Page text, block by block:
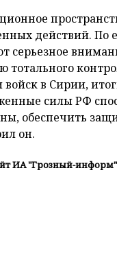
действий. По
серьезное
в Сирии,
силы РФ
обеспечить
он.
ИА "Грозный-информ"